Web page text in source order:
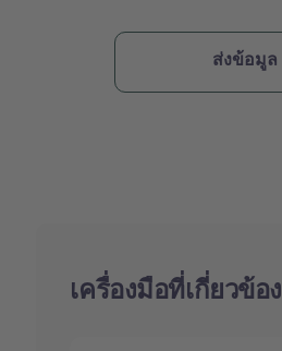
เครื่องมือที่เกี่ยวข้อง